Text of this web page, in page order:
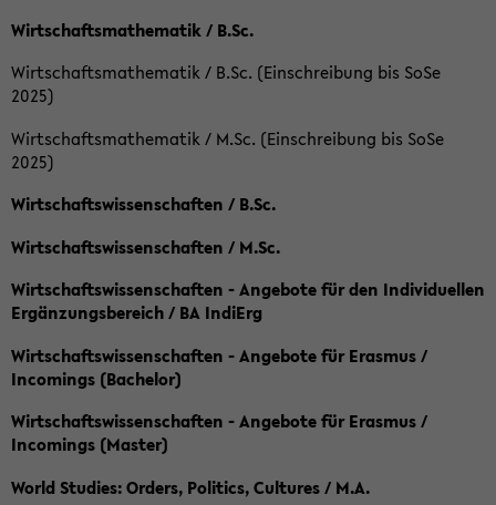
Wirtschaftsmathematik / B.Sc.
Wirtschaftsmathematik / B.Sc. (Einschreibung bis SoSe
2025)
Wirtschaftsmathematik / M.Sc. (Einschreibung bis SoSe
2025)
Wirtschaftswissenschaften / B.Sc.
Wirtschaftswissenschaften / M.Sc.
Wirtschaftswissenschaften - Angebote für den Individuellen
Ergänzungsbereich / BA IndiErg
Wirtschaftswissenschaften - Angebote für Erasmus /
Incomings (Bachelor)
Wirtschaftswissenschaften - Angebote für Erasmus /
Incomings (Master)
World Studies: Orders, Politics, Cultures / M.A.